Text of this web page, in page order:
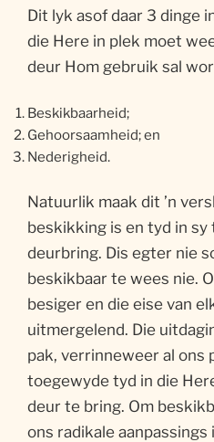
Dit lyk asof daar 3 dinge
die Here in plek moet
deur Hom gebruik sal
Beskikbaarheid;
Gehoorsaamheid; en
Nederigheid.
Natuurlik maak dit ’n
beskikking is en tyd in
deurbring. Dis egter nie
beskikbaar te wees nie.
besiger en die eise van
uitmergelend. Die
pak, verrinneweer al ons
toegewyde tyd in die
deur te bring. Om
ons radikale